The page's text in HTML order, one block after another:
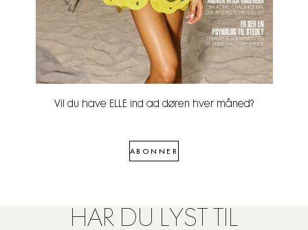
Vil du have ELLE ind ad døren hver måned?
ABONNER
HAR DU LYST TIL